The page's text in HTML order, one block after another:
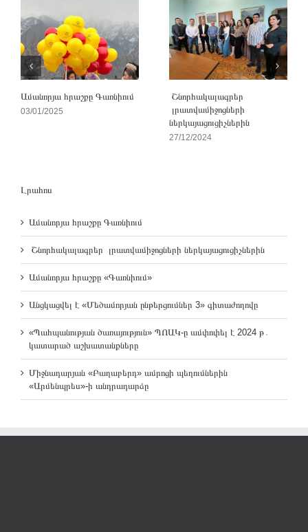
Ամանորյա հրաշքը Գառնիում
03/01/2025
Շնորհակալագրեր
լրատվամիջոցների
ներկայացուցիչներին
27/12/2024
Լրահոս
Ամանորյա հրաշքը Գառնիում
Շնորհակալագրեր լրատվամիջոցների ներկայացուցիչներին
Ամանորյա հրաշքը «Գառնիում»
Անցկացվել է «Մեծամորյան ընթերցումներ 3» գիտաժողովը
«Պահպանության ծառայություն» ՊՈԱԿ-ը ամփոփել է 2024 թ․
կատարած աշխատանքները
Միջնադարյան «Բաղաբերդ» ամրոցի պեղումներին
«Արմենպրես»-ի անդրադարձը